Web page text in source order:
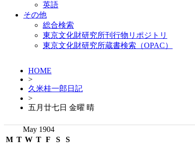
英語
その他
総合検索
東京文化財研究所刊行物リポジトリ
東京文化財研究所蔵書検索（OPAC）
HOME
>
久米桂一郎日記
>
五月廿七日 金曜 晴
May 1904
M T W T F S S